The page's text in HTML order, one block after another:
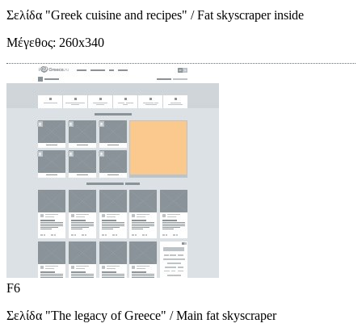
Σελίδα "Greek cuisine and recipes" / Fat skyscraper inside
Μέγεθος: 260x340
F6
Σελίδα "The legacy of Greece" / Main fat skyscraper